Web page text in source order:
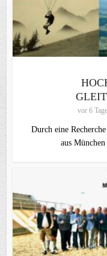
vor 6
Durch eine
aus